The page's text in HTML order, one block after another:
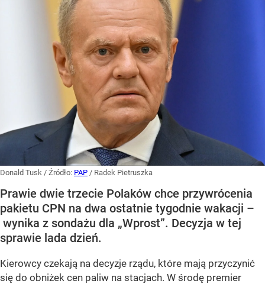
Donald Tusk / Źródło: PAP / Radek Pietruszka
Prawie dwie trzecie Polaków chce przywrócenia
pakietu CPN na dwa ostatnie tygodnie wakacji –
wynika z sondażu dla „Wprost”. Decyzja w tej
sprawie lada dzień.
Kierowcy czekają na decyzje rządu, które mają przyczynić
się do obniżek cen paliw na stacjach. W środę premier